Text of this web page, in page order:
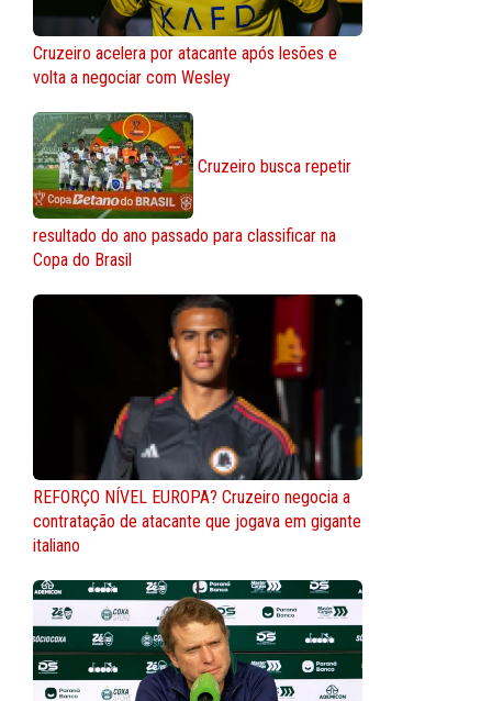
Cruzeiro acelera por atacante após lesões e
volta a negociar com Wesley
Cruzeiro busca repetir
resultado do ano passado para classificar na
Copa do Brasil
REFORÇO NÍVEL EUROPA? Cruzeiro negocia a
contratação de atacante que jogava em gigante
italiano